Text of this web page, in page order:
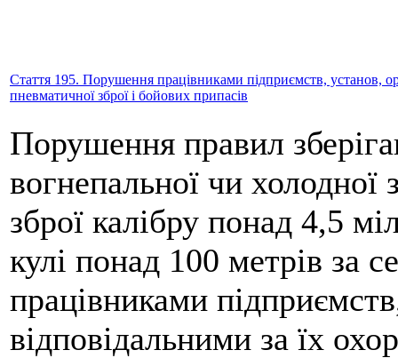
Стаття 195. Порушення працівниками підприємств, установ,
пневматичної зброї і бойових припасів
Порушення правил
вогнепальної чи холодної
зброї калібру понад 4,5
кулі понад 100 метрів за
працівниками
відповідальними за їх